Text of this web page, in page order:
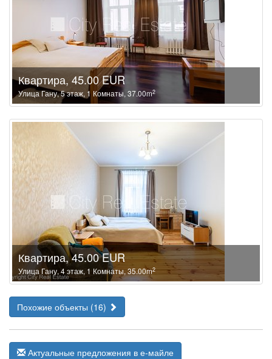
Квартира, 45.00 EUR
Улица Гану, 5 этаж, 1 Комнаты, 37.00m2
Квартира, 45.00 EUR
Улица Гану, 4 этаж, 1 Комнаты, 35.00m2
Похожие объекты (16)
Актуальные предложения в е-майле